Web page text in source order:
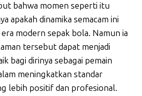
bahwa momen seperti itu
apakah dinamika semacam ini
modern sepak bola. Namun ia
tersebut dapat menjadi
bagi dirinya sebagai pemain
meningkatkan standar
lebih positif dan profesional.